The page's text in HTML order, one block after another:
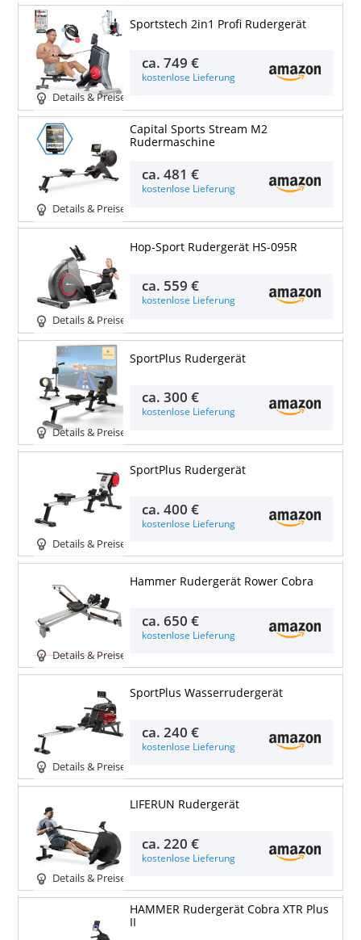
Details & Preise
Sportstech 2in1 Profi Rudergerät
ca.749 €
kostenlose Lieferung
Details & Preise
Capital Sports Stream M2
Rudermaschine
ca.481 €
kostenlose Lieferung
Details & Preise
Hop-Sport Rudergerät HS-095R
ca. 559 €
kostenlose Lieferung
Details & Preise
SportPlus Rudergerät
ca.300 €
kostenlose Lieferung
Details & Preise
SportPlus Rudergerät
ca.400 €
kostenlose Lieferung
Details & Preise
Hammer Rudergerät Rower Cobra
ca.650 €
kostenlose Lieferung
Details & Preise
SportPlus Wasserrudergerät
ca.240 €
kostenlose Lieferung
Details & Preise
LIFERUN Rudergerät
ca.220 €
kostenlose Lieferung
HAMMER Rudergerät Cobra XTR Plus
II